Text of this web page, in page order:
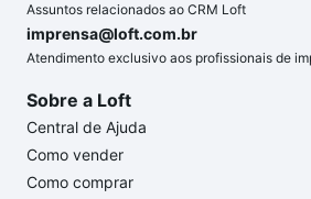
Assuntos relacionados ao CRM Loft
imprensa@loft.com.br
Atendimento exclusivo aos profissionais de
Sobre a Loft
Central de Ajuda
Como vender
Como comprar